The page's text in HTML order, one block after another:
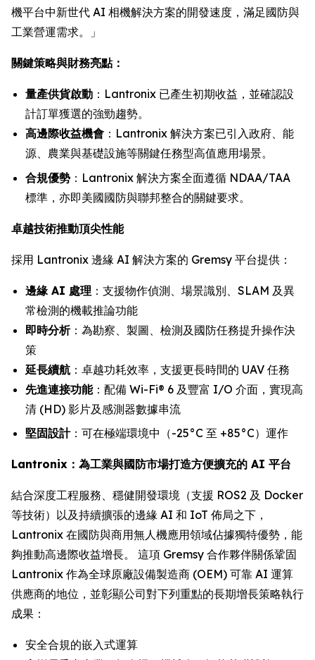
機平台中新世代 AI 相機解決方案的開發速度，滿足國防與
工業營運需求。」
關鍵策略與財務亮點：
量產供貨啟動 ：Lantronix 已產生初期收益，並確認設
計訂單獲選的強勁趨勢。
高邊際收益機會 ：Lantronix 解決方案已引入政府、能
源、農業與基礎設施等關鍵任務型高值應用場景。
合規優勢 ：Lantronix 解決方案全面遵循 NDAA/TAA
標準，亦即美國國防與聯邦整合的關鍵要求。
卓越技術推動頂尖性能
採用 Lantronix 邊緣 AI 解決方案的 Gremsy 平台提供：
邊緣 AI 處理 ：支援物作偵測、場景識別、SLAM 及異
常檢測的機載推論功能
即時分析：為勘察、製圖、檢測及國防任務提升操作決
策
延長續航 ：卓越功耗效率，支援更長時間的 UAV 任務
先進連接功能：配備 Wi-Fi® 6 及豐富 I/O 介面，實現高
清 (HD) 影片及感測器數據串流
堅固設計：可在極端環境中（-25°C 至 +85°C）運作
Lantronix：為工業與國防市場打造方便擴充的 AI 平台
結合深度工程服務、穩健開發環境（支援 ROS2 及 Docker
等技術）以及持續擴張的邊緣 AI 和 IoT 佈局之下，
Lantronix 在國防與商用無人機應用領域佔據獨特優勢，能
夠推動高邊際收益增長。 這項 Gremsy 合作夥伴關係鞏固
Lantronix 作為全球原廠設備製造商 (OEM) 可靠 AI 運算
供應商的地位，並彰顯公司對下列重點的長期增長策略執行
成果：
安全合規的嵌入式運算